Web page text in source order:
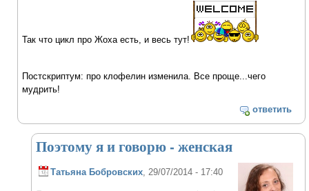
Так что цикл про Жоха есть, и весь тут!
Постскриптум: про клофелин изменила. Все проще...чего
мудрить!
ответить
Поэтому я и говорю - женская
Татьяна Бобровских, 29/07/2014 - 17:40